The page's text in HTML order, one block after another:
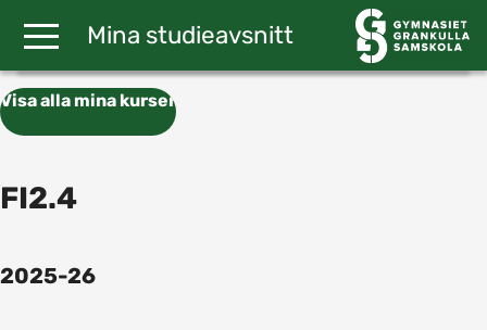
Mina studieavsnitt
Visa alla mina kurser
FI2.4
2025-26